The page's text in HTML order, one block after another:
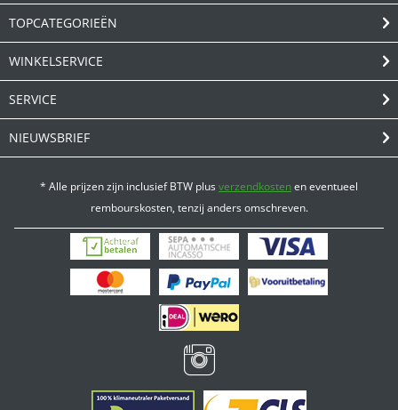
TOPCATEGORIEËN
WINKELSERVICE
SERVICE
NIEUWSBRIEF
* Alle prijzen zijn inclusief BTW plusverzendkostenen eventueel
rembourskosten, tenzij anders omschreven.